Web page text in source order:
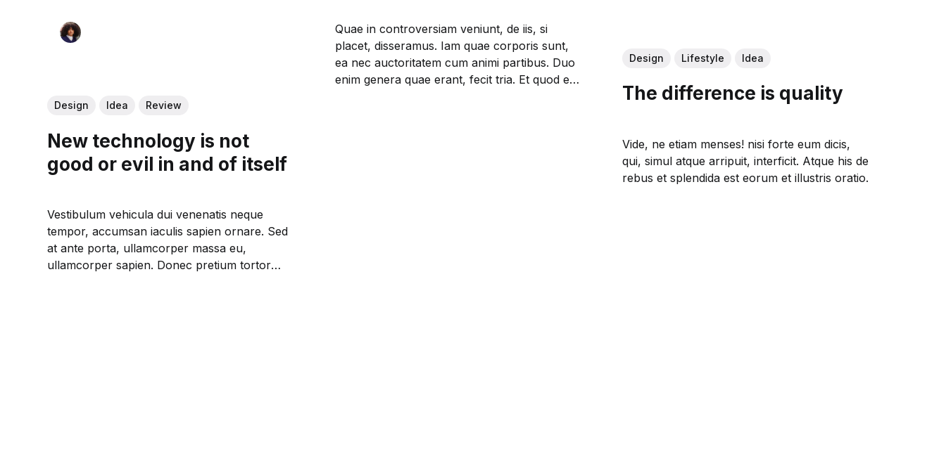
Design Idea Review
New technology is not
good or evil in and of itself
Vestibulum vehicula dui venenatis neque
tempor, accumsan iaculis sapien ornare. Sed
at ante porta, ullamcorper massa eu,
ullamcorper sapien. Donec pretium tortor
Quae in controversiam veniunt, de iis, si
placet, disseramus. Iam quae corporis sunt,
ea nec auctoritatem cum animi partibus. Duo
enim genera quae erant, fecit tria. Et quod est
Design Lifestyle Idea
The difference is quality
Vide, ne etiam menses! nisi forte eum dicis,
qui, simul atque arripuit, interficit. Atque his de
rebus et splendida est eorum et illustris oratio.